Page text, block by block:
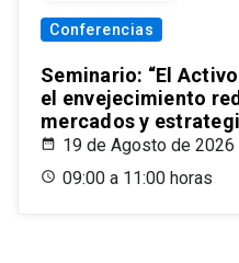
Conferencias
Seminario: “El
el envejecimiento
mercados y
19 de Agosto de 2026
09:00 a 11:00 horas